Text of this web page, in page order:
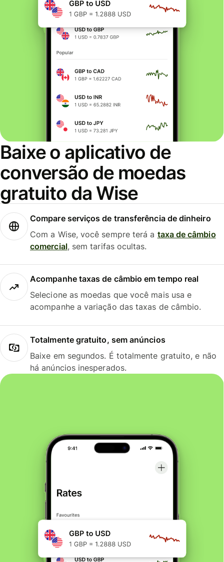
Baixe o aplicativo de
conversão de moedas
gratuito da Wise
Compare serviços de transferência de dinheiro
Com a Wise, você sempre terá a taxa de câmbio
comercial, sem tarifas ocultas.
Acompanhe taxas de câmbio em tempo real
Selecione as moedas que você mais usa e
acompanhe a variação das taxas de câmbio.
Totalmente gratuito, sem anúncios
Baixe em segundos. É totalmente gratuito, e não
há anúncios inesperados.